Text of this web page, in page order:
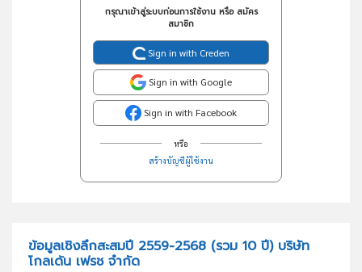
กรุณาเข้าสู่ระบบก่อนการใช้งาน หรือ สมัคร
สมาชิก
Sign in with Creden
Sign in with Google
Sign in with Facebook
หรือ
สร้างบัญชีผู้ใช้งาน
ข้อมูลเชิงลึกสะสมปี 2559-2568 (รวม 10 ปี) บริษัท
โกลเด้น เฟรช จำกัด